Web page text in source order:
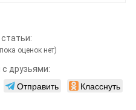
оценок нет)
друзьями:
Отправить Класснуть